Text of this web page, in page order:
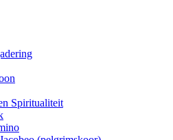
Spiritualiteit